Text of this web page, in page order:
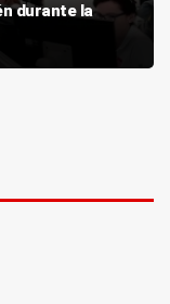
durante la